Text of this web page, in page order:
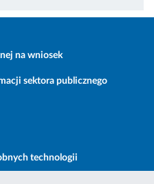
na wniosek
sektora publicznego
technologii